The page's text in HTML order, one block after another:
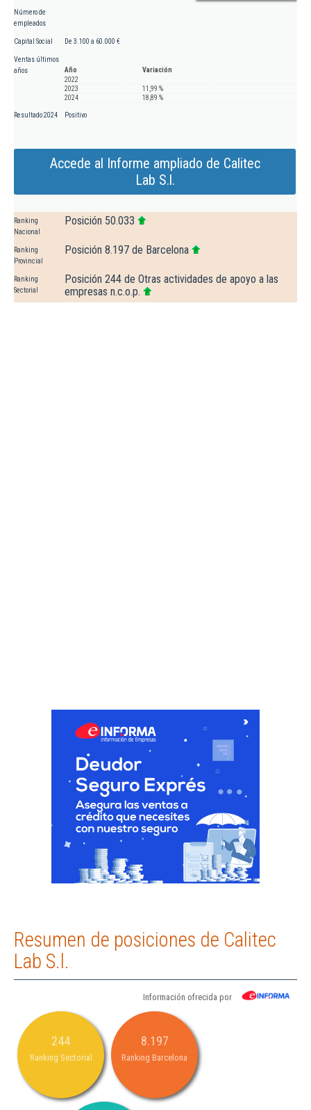
Número de
empleados
Capital Social De 3.100 a 60.000 €
Ventas últimos
años
Año
Variación
2022
2023
11,99 %
2024
18,89 %
Resultado 2024 Positivo
Accede al Informe ampliado de Calitec
Lab S.l.
Ranking
Nacional
Posición 50.033
Ranking
Provincial
Posición 8.197 de Barcelona
Ranking
Sectorial
Posición 244 de Otras actividades de apoyo a las
empresas n.c.o.p.
Resumen de posiciones de Calitec
Lab S.l.
Información ofrecida por
244
Ranking Sectorial
8.197
Ranking Barcelona